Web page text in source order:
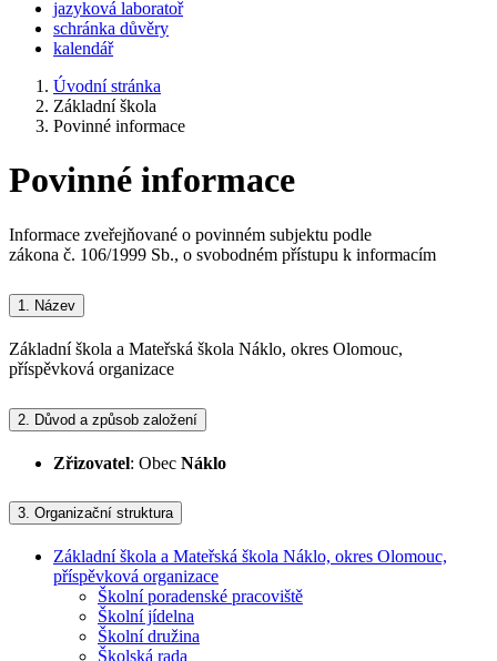
jazyková laboratoř
schránka důvěry
kalendář
Úvodní stránka
Základní škola
Povinné informace
Povinné informace
Informace zveřejňované o povinném subjektu podle
zákona č. 106/1999 Sb., o svobodném přístupu k informacím
1. Název
Základní škola a Mateřská škola Náklo, okres Olomouc,
příspěvková organizace
2. Důvod a způsob založení
Zřizovatel: Obec Náklo
3. Organizační struktura
Základní škola a Mateřská škola Náklo, okres Olomouc,
příspěvková organizace
Školní poradenské pracoviště
Školní jídelna
Školní družina
Školská rada